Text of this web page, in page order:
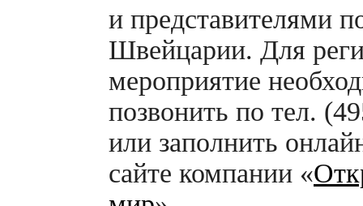
и представителями
Швейцарии. Для
мероприятие
позвонить по тел.
или заполнить
сайте компании «